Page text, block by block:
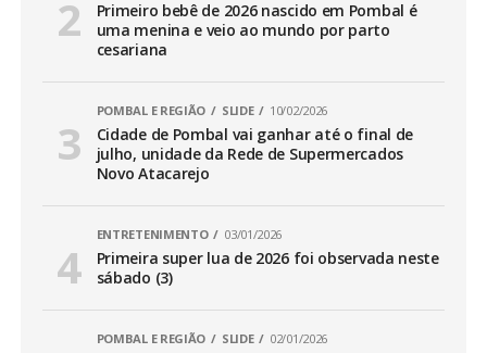
Primeiro bebê de 2026 nascido em Pombal é
uma menina e veio ao mundo por parto
cesariana
POMBAL E REGIÃO SLIDE 10/02/2026
Cidade de Pombal vai ganhar até o final de
julho, unidade da Rede de Supermercados
Novo Atacarejo
ENTRETENIMENTO 03/01/2026
Primeira super lua de 2026 foi observada neste
sábado (3)
POMBAL E REGIÃO SLIDE 02/01/2026